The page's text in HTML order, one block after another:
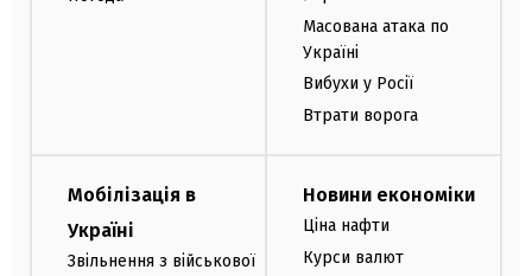
Масована атака по
Україні
Вибухи у Росії
Втрати ворога
Мобілізація в
Україні
Звільнення з військової
Новини економіки
Ціна нафти
Курси валют